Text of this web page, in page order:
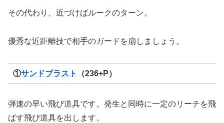
その代わり、近づけばルークのターン。
優秀な近距離技で相手のガードを崩しましょう。
①サンドブラスト （236+P）
弾速の早い飛び道具です。発生と同時に一定のリーチを飛
ばす飛び道具を出します。